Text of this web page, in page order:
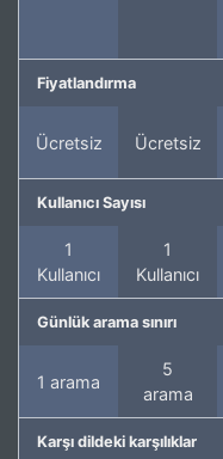
Fiyatlandırma
Ücretsiz Ücretsiz
Kullanıcı Sayısı
1
Kullanıcı
1
Kullanıcı
Günlük arama sınırı
1 arama
5
arama
Karşı dildeki karşılıklar